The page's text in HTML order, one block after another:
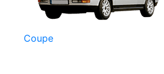
Coupe